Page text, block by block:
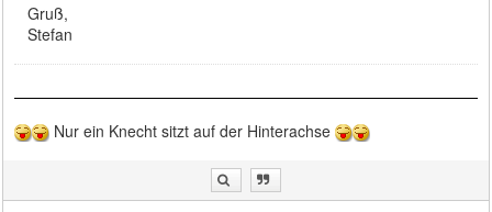
Gruß,
Stefan
Nur ein Knecht sitzt auf der Hinterachse